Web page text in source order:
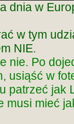
dnia w
w tym
NIE.
nie. Po
usiąść w
patrzeć jak
musi mieć